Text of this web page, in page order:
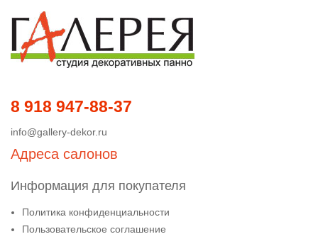
8 918 947-88-37
info@gallery-dekor.ru
Адреса салонов
Информация для покупателя
Политика конфиденциальности
Пользовательское соглашение